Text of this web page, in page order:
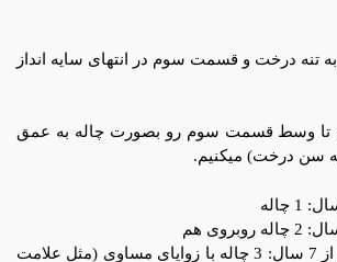
تنه درخت و قسمت سوم در انتهای سایه انداز
وسط قسمت سوم رو بصورت چاله به عمق
درختانی با سن بیش از 7 سال: 3 چاله با زوایای مساوی (مثل علامت